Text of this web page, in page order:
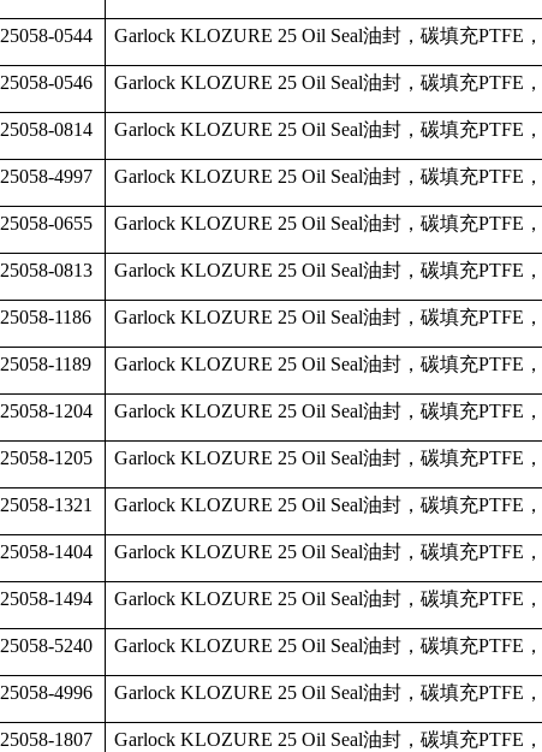
25058-0544 Garlock KLOZURE 25 Oil Seal油封，碳填充PTFE ，
25058-0546 Garlock KLOZURE 25 Oil Seal油封，碳填充PTFE ，
25058-0814 Garlock KLOZURE 25 Oil Seal油封，碳填充PTFE ，
25058-4997 Garlock KLOZURE 25 Oil Seal油封，碳填充PTFE ，
25058-0655 Garlock KLOZURE 25 Oil Seal油封，碳填充PTFE ，
25058-0813 Garlock KLOZURE 25 Oil Seal油封，碳填充PTFE ，
25058-1186 Garlock KLOZURE 25 Oil Seal油封，碳填充PTFE ，
25058-1189 Garlock KLOZURE 25 Oil Seal油封，碳填充PTFE ，
25058-1204 Garlock KLOZURE 25 Oil Seal油封，碳填充PTFE ，
25058-1205 Garlock KLOZURE 25 Oil Seal油封，碳填充PTFE ，
25058-1321 Garlock KLOZURE 25 Oil Seal油封，碳填充PTFE ，
25058-1404 Garlock KLOZURE 25 Oil Seal油封，碳填充PTFE ，
25058-1494 Garlock KLOZURE 25 Oil Seal油封，碳填充PTFE ，
25058-5240 Garlock KLOZURE 25 Oil Seal油封，碳填充PTFE ，
25058-4996 Garlock KLOZURE 25 Oil Seal油封，碳填充PTFE ，
25058-1807 Garlock KLOZURE 25 Oil Seal油封，碳填充PTFE ，